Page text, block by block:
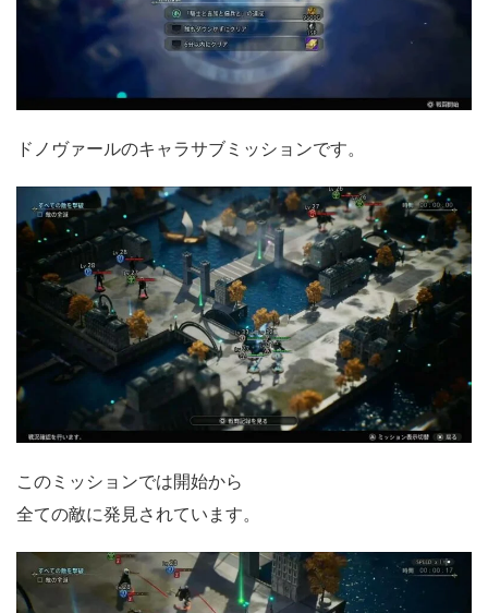
ドノヴァールのキャラサブミッションです。
このミッションでは開始から
全ての敵に発見されています。